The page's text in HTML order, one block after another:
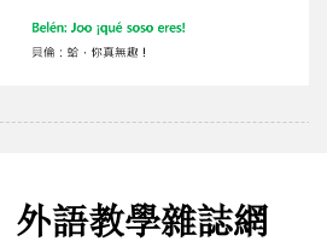
外語教學雜誌網